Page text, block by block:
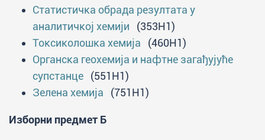
Статистичка обрада резултата у
аналитичкој хемији (353H1)
Токсиколошка хемија (460H1)
Органска геохемија и нафтне загађујуће
супстанце (551H1)
Зелена хемија (751H1)
Изборни предмет Б